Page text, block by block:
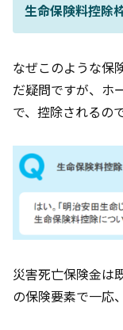
生命保険料控除
なぜこのような保
だ疑問ですが、ホ
で、控除されるの
災害死亡保険金は
の保険要素で一応